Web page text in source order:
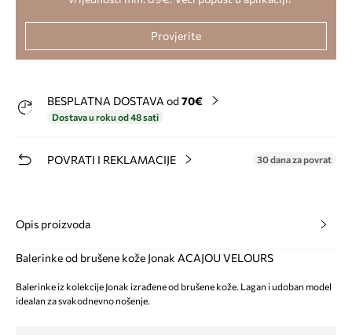
Provjerite
BESPLATNA DOSTAVA od 70€
Dostava u roku od 48 sati
POVRATI I REKLAMACIJE 30 dana za povrat
Opis proizvoda
Balerinke od brušene kože Jonak ACAJOU VELOURS
Balerinke iz kolekcije Jonak izrađene od brušene kože. Lagan i udoban model
idealan za svakodnevno nošenje.